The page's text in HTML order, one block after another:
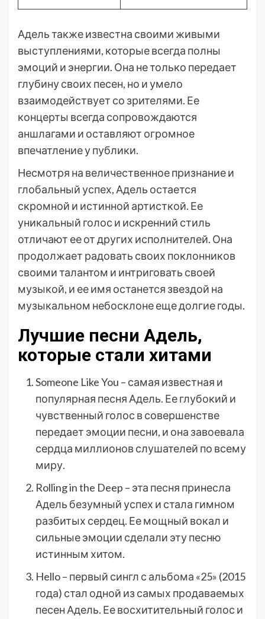
Адель также известна своими живыми
выступлениями, которые всегда полны
эмоций и энергии. Она не только передает
глубину своих песен, но и умело
взаимодействует со зрителями. Ее
концерты всегда сопровождаются
аншлагами и оставляют огромное
впечатление у публики.
Несмотря на величественное признание и
глобальный успех, Адель остается
скромной и истинной артисткой. Ее
уникальный голос и искренний стиль
отличают ее от других исполнителей. Она
продолжает радовать своих поклонников
своими талантом и интриговать своей
музыкой, и ее имя останется звездой на
музыкальном небосклоне еще долгие годы.
Лучшие песни Адель,
которые стали хитами
Someone Like You – самая известная и
популярная песня Адель. Ее глубокий и
чувственный голос в совершенстве
передает эмоции песни, и она завоевала
сердца миллионов слушателей по всему
миру.
Rolling in the Deep – эта песня принесла
Адель безумный успех и стала гимном
разбитых сердец. Ее мощный вокал и
сильные эмоции сделали эту песню
истинным хитом.
Hello – первый сингл с альбома «25» (2015
года) стал одной из самых продаваемых
песен Адель. Ее восхитительный голос и